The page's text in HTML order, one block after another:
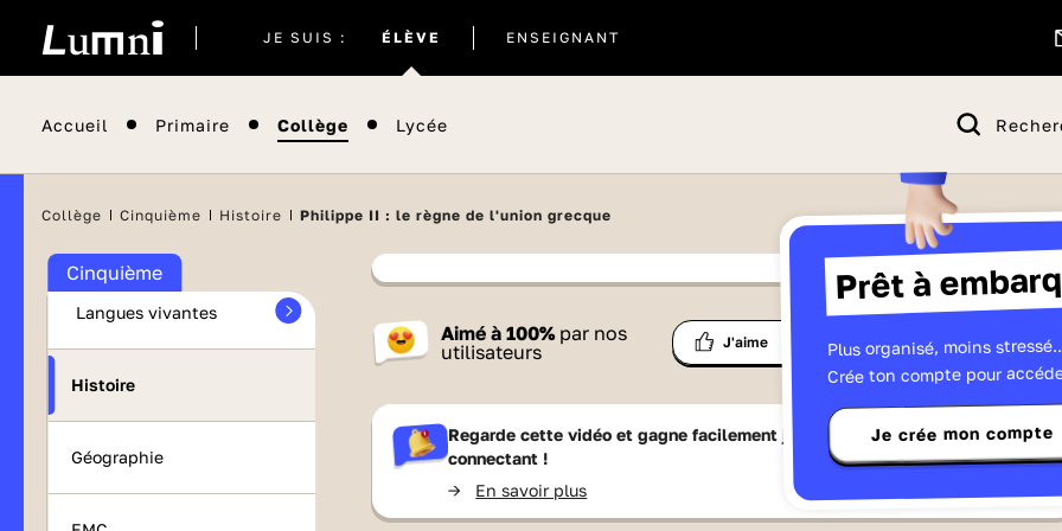
JE SUIS : ÉLÈVE
actuel
ENSEIGNANT
Accueil Primaire Collège Lycée
Prêt à
Plus organisé, moins
Crée ton compte pour
Je crée mon compte
Collège Cinquième Histoire Philippe II : le règne de l'union grecque
Cinquième
Langues vivantes
Histoire
Géographie
Contenu proposé par
France Télévisions
Aimé à100% par nos
utilisateurs
J'aime
liste
Partager
Regarde cette vidéo et gagne facilement jusqu'à 15 Lumnizen te
connectant !
-> En savoir plus